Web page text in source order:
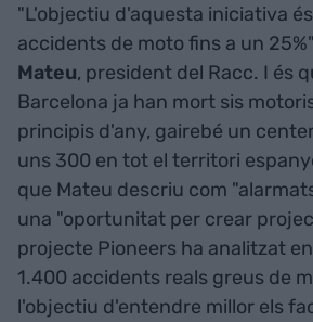
"L'objectiu d'aquesta iniciativa
accidents de moto fins a un
Mateu, president del Racc. I és
Barcelona ja han mort sis
principis d'any, gairebé un
uns 300 en tot el territori
que Mateu descriu com
una "oportunitat per crear
projecte Pioneers ha analitzat
1.400 accidents reals greus de
l'objectiu d'entendre millor els